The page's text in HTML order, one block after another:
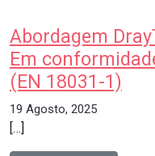
Abordagem
Em
(EN 18031-1)
19 Agosto, 2025
[…]